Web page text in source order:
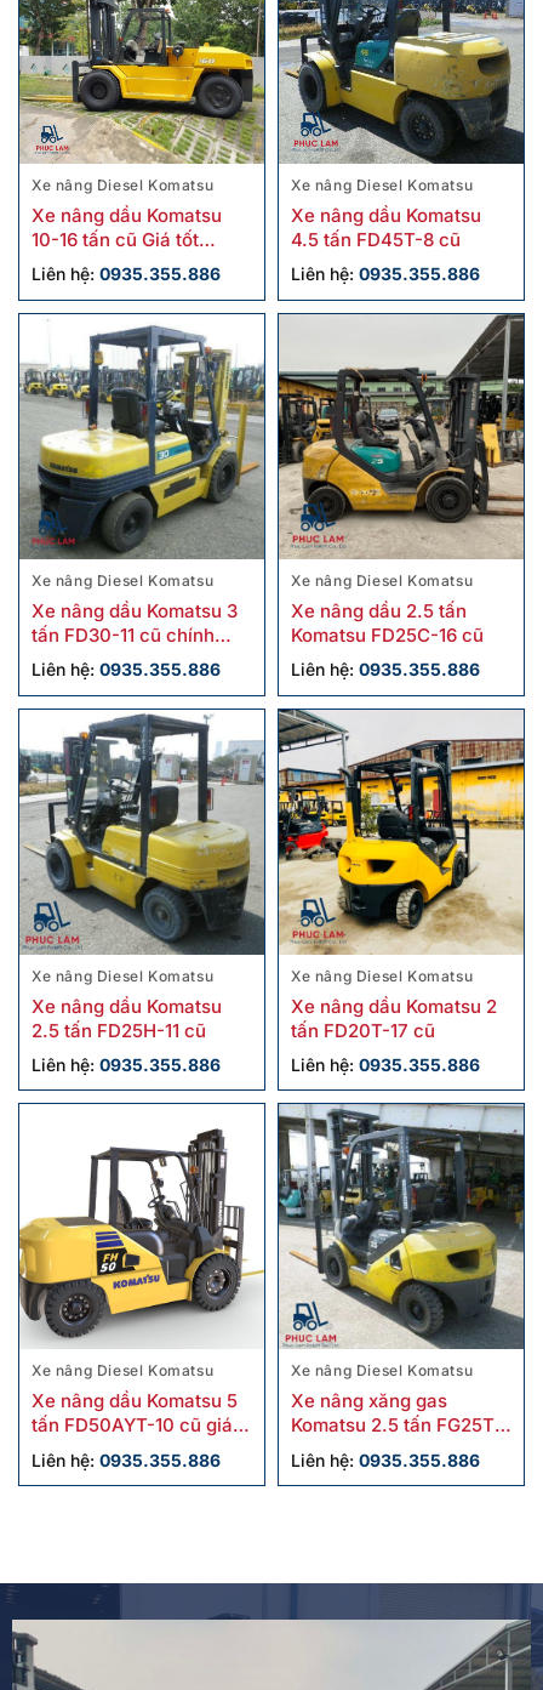
Xe nâng Diesel Komatsu
Xe nâng dầu Komatsu
10-16 tấn cũ Giá tốt
Chính hãng
Liên hệ: 0935.355.886
Xe nâng Diesel Komatsu
Xe nâng dầu Komatsu
4.5 tấn FD45T-8 cũ
Liên hệ: 0935.355.886
Xe nâng Diesel Komatsu
Xe nâng dầu Komatsu 3
tấn FD30-11 cũ chính
hãng
Liên hệ: 0935.355.886
Xe nâng Diesel Komatsu
Xe nâng dầu 2.5 tấn
Komatsu FD25C-16 cũ
Liên hệ: 0935.355.886
Xe nâng Diesel Komatsu
Xe nâng dầu Komatsu
2.5 tấn FD25H-11 cũ
Liên hệ: 0935.355.886
Xe nâng Diesel Komatsu
Xe nâng dầu Komatsu 2
tấn FD20T-17 cũ
Liên hệ: 0935.355.886
Xe nâng Diesel Komatsu
Xe nâng dầu Komatsu 5
tấn FD50AYT-10 cũ giá
tốt
Liên hệ: 0935.355.886
Xe nâng Diesel Komatsu
Xe nâng xăng gas
Komatsu 2.5 tấn FG25T-
17 cũ chính hãng
Liên hệ: 0935.355.886